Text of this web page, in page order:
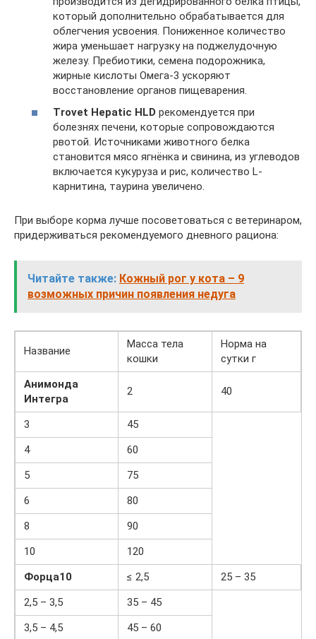
который дополнительно обрабатывается для
облегчения усвоения. Пониженное количество
жира уменьшает нагрузку на поджелудочную
железу. Пребиотики, семена подорожника,
жирные кислоты Омега-3 ускоряют
восстановление органов пищеварения.
Trovet Hepatic HLD рекомендуется при
болезнях печени, которые сопровождаются
рвотой. Источниками животного белка
становится мясо ягнёнка и свинина, из углеводов
включается кукуруза и рис, количество L-
карнитина, таурина увеличено.
При выборе корма лучше посоветоваться с ветеринаром,
придерживаться рекомендуемого дневного рациона:
Читайте также: Кожный рог у кота – 9
возможных причин появления недуга
Название
Масса тела
кошки
Норма на
сутки г
Анимонда
Интегра
2 40
3
45
4
60
5
75
6
80
8
90
10
120
Форца10
≤ 2,5
25 – 35
2,5 – 3,5
35 – 45
3,5 – 4,5
45 – 60